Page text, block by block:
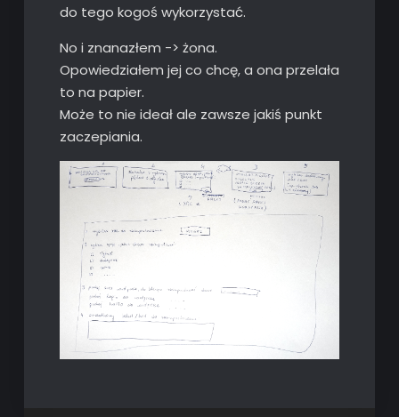
do tego kogoś wykorzystać.
No i znanazłem -> żona.
Opowiedziałem jej co chcę, a ona przelała
to na papier.
Może to nie ideał ale zawsze jakiś punkt
zaczepiania.